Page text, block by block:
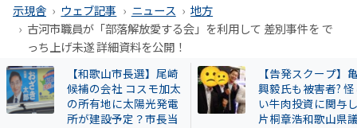
示現舎 ウェブ記事 ニュース
地方
古河市職員が「部落解放愛する会」を利用して 差別事件を で
っち上げ未遂 詳細資料を公開！
【告発スクープ】亀田
興毅氏も被害者? 怪し
い牛肉投資に関与した
片桐章浩和歌山県議に
【岐南町】セクハ
動その後 議員全員
〝謎ルール〟導入
会は混乱！現町長